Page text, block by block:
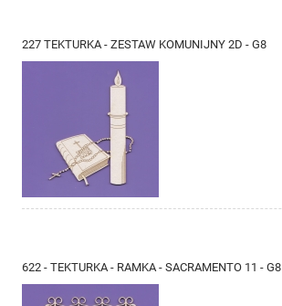
227 TEKTURKA - ZESTAW KOMUNIJNY 2D - G8
622 - TEKTURKA - RAMKA - SACRAMENTO 11 - G8